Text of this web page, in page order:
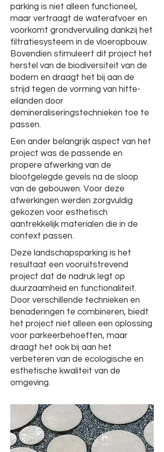
parking is niet alleen functioneel,
maar vertraagt de waterafvoer en
voorkomt grondvervuiling dankzij het
filtratiesysteem in de vloeropbouw.
Bovendien stimuleert dit project het
herstel van de biodiversiteit van de
bodem en draagt het bij aan de
strijd tegen de vorming van hitte-
eilanden door
demineraliseringstechnieken toe te
passen.
Een ander belangrijk aspect van het
project was de passende en
propere afwerking van de
blootgelegde gevels na de sloop
van de gebouwen. Voor deze
afwerkingen werden zorgvuldig
gekozen voor esthetisch
aantrekkelijk materialen die in de
context passen.
Deze landschapsparking is het
resultaat een vooruitstrevend
project dat de nadruk legt op
duurzaamheid en functionaliteit.
Door verschillende technieken en
benaderingen te combineren, biedt
het project niet alleen een oplossing
voor parkeerbehoeften, maar
draagt het ook bij aan het
verbeteren van de ecologische en
esthetische kwaliteit van de
omgeving.